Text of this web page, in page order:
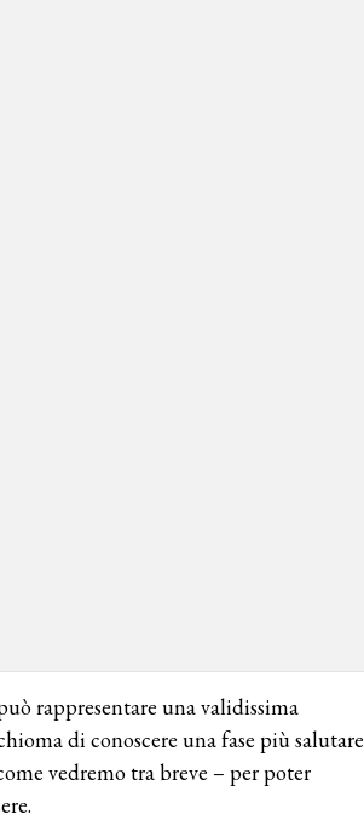
rappresentare una validissima
di conoscere una fase più salutare
vedremo tra breve – per poter